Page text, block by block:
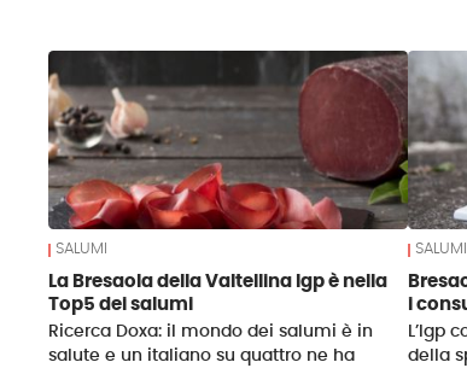
News
SALUMI
La Bresaola della Valtellina Igp è nella
Top5 dei salumi
Ricerca Doxa: il mondo dei salumi è in
salute e un italiano su quattro ne ha
SALUMI
i
L’Igp
della